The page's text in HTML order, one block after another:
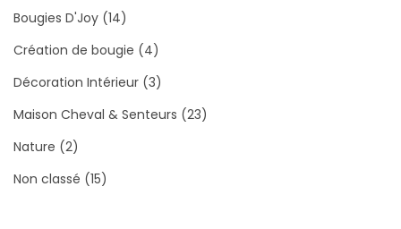
Bougies D'Joy (14)
Création de bougie (4)
Décoration Intérieur (3)
Maison Cheval & Senteurs (23)
Nature (2)
Non classé (15)